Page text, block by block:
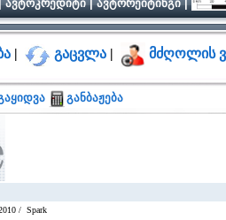
ავტოკრედიტი|ავტორეიტინგი|
| გაცვლა | მძღოლის
განბაჟება
/ Spark